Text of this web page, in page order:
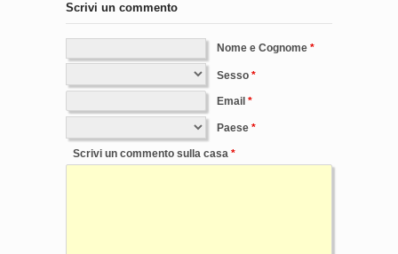
Scrivi un commento
Nome e Cognome
Sesso
Email
Paese
Scrivi un commento sulla casa